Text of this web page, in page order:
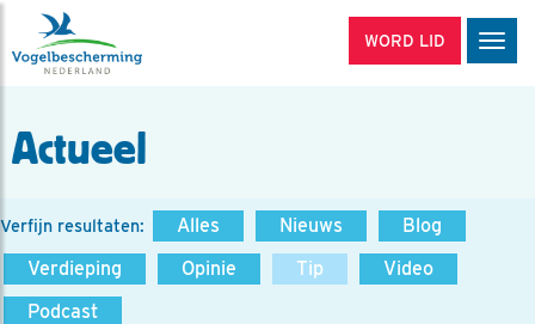
WORD LID
Actueel
Verfijn resultaten: Alles Nieuws
Blog
Verdieping
Opinie Tip
Video
Podcast